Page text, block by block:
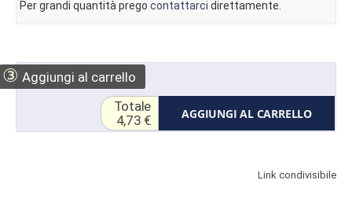
Per grandi quantità prego contattarci direttamente.
③ Aggiungi al carrello
AGGIUNGI AL CARRELLO
Totale
4,73 €
Link condivisibile